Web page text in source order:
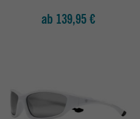
ab 139,95 €